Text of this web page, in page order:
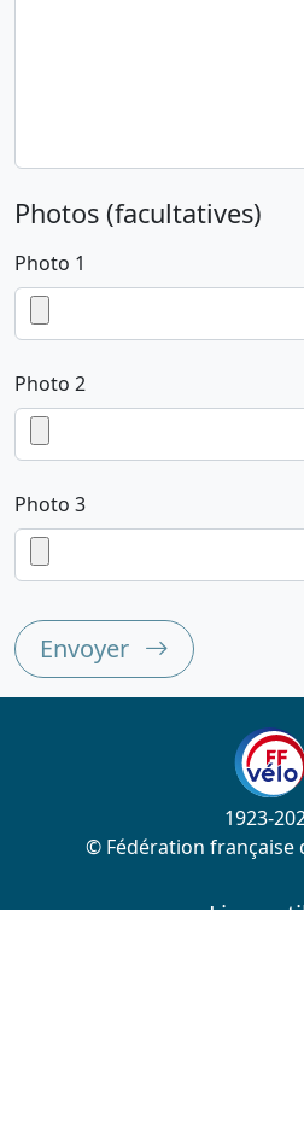
Photos (facultatives)
Photo 1
Photo 2
Photo 3
Envoyer
1923-
© Fédération française
Liens